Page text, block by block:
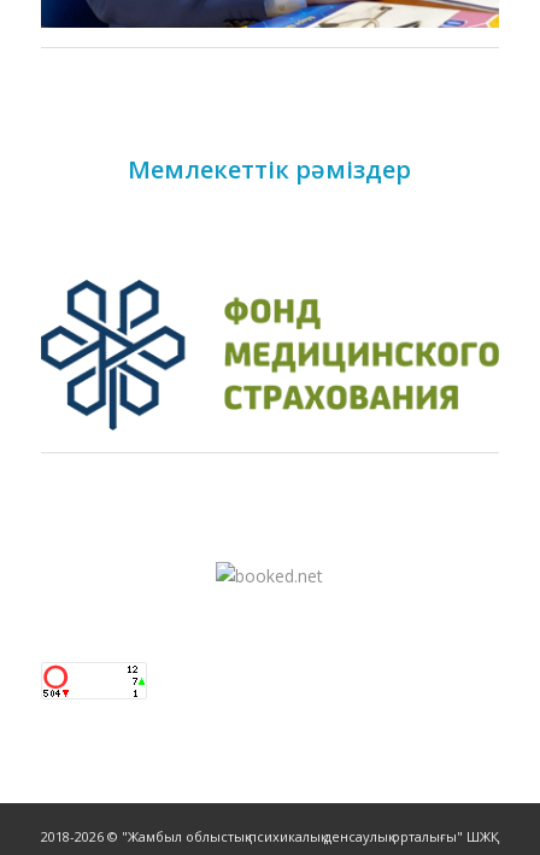
Мемлекеттік рәміздер
2018-2026 © "Жамбыл облыстық психикалық денсаулық орталығы" ШЖҚ